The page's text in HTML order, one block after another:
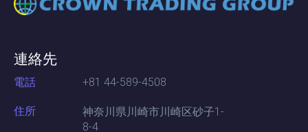
連絡先
電話 +81 44-589-4508
住所
神奈川県川崎市川崎区砂子1-
8-4